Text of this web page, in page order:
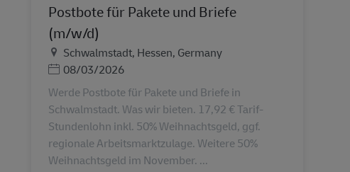
Postbote für Pakete und Briefe
(m/w/d)
Местоположение
Schwalmstadt, Hessen, Germany
Дата публикации
08/03/2026
Werde Postbote für Pakete und Briefe in
Schwalmstadt. Was wir bieten. 17,92 € Tarif-
Stundenlohn inkl. 50% Weihnachtsgeld, ggf.
regionale Arbeitsmarktzulage. Weitere 50%
Weihnachtsgeld im November. ...